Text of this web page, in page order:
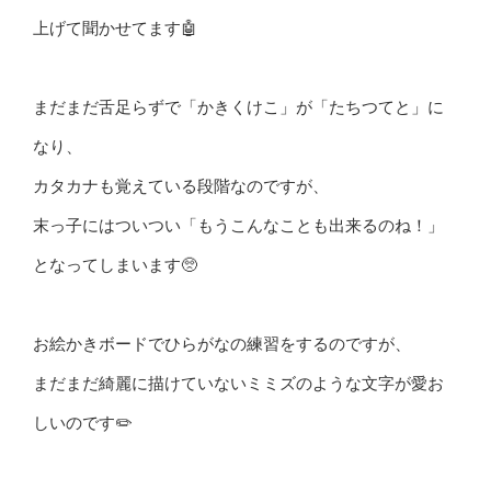
上げて聞かせてます🤖
まだまだ舌足らずで「かきくけこ」が「たちつてと」に
なり、
カタカナも覚えている段階なのですが、
末っ子にはついつい「もうこんなことも出来るのね！」
となってしまいます🥺
お絵かきボードでひらがなの練習をするのですが、
まだまだ綺麗に描けていないミミズのような文字が愛お
しいのです✏️